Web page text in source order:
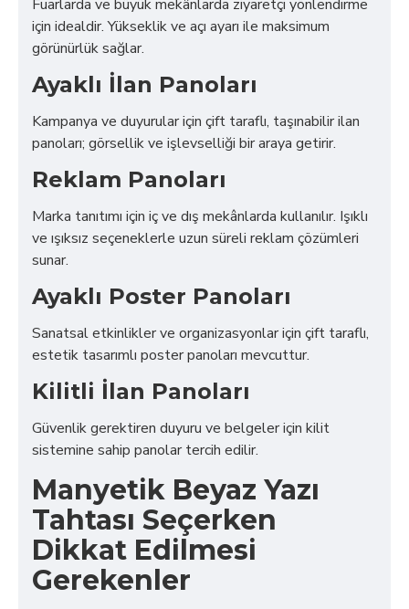
Fuarlarda ve büyük mekânlarda ziyaretçi yönlendirme
için idealdir. Yükseklik ve açı ayarı ile maksimum
görünürlük sağlar.
Ayaklı İlan Panoları
Kampanya ve duyurular için çift taraflı, taşınabilir ilan
panoları; görsellik ve işlevselliği bir araya getirir.
Reklam Panoları
Marka tanıtımı için iç ve dış mekânlarda kullanılır. Işıklı
ve ışıksız seçeneklerle uzun süreli reklam çözümleri
sunar.
Ayaklı Poster Panoları
Sanatsal etkinlikler ve organizasyonlar için çift taraflı,
estetik tasarımlı poster panoları mevcuttur.
Kilitli İlan Panoları
Güvenlik gerektiren duyuru ve belgeler için kilit
sistemine sahip panolar tercih edilir.
Manyetik Beyaz Yazı
Tahtası Seçerken
Dikkat Edilmesi
Gerekenler